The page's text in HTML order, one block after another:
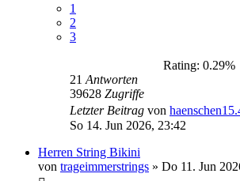
1
2
3
Rating: 0.29%
21 Antworten
39628 Zugriffe
Letzter Beitrag von
So 14. Jun 2026, 23:42
Herren String Bikini
von trageimmerstrings » Do 11. Jun